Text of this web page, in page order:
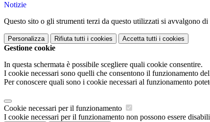
Notizie
Questo sito o gli strumenti terzi da questo utilizzati si avvalgono
Personalizza Rifiuta tutti i cookies Accetta tutti i cookies
Gestione cookie
In questa schermata è possibile scegliere quali cookie consentire.
I cookie necessari sono quelli che consentono il funzionamento
Per conoscere quali sono i cookie necessari al funzionamento
Cookie necessari per il funzionamento
I cookie necessari per il funzionamento non possono essere